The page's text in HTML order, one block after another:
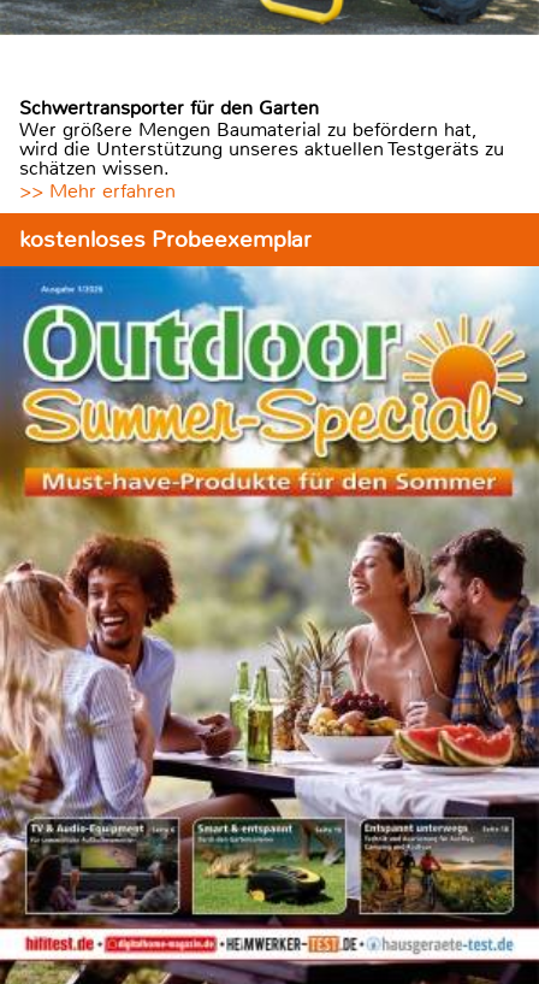
Schwertransporter für den Garten
Wer größere Mengen Baumaterial zu befördern hat,
wird die Unterstützung unseres aktuellen Testgeräts zu
schätzen wissen.
>> Mehr erfahren
kostenloses Probeexemplar